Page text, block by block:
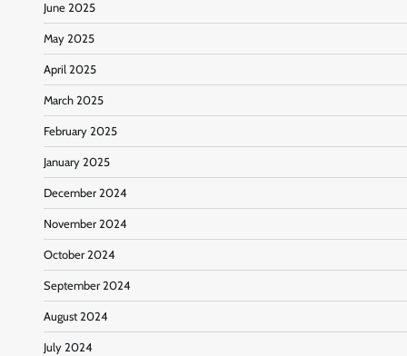
June 2025
May 2025
April 2025
March 2025
February 2025
January 2025
December 2024
November 2024
October 2024
September 2024
August 2024
July 2024